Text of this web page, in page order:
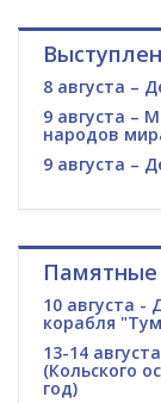
8 августа –
9 августа –
народов
9 августа –
10 августа -
корабля
13-14
(Кольского
год)